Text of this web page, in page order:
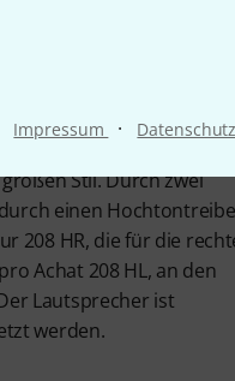
Impressum ·
Stil. Durch zwei
einen
208 HR, die für die
Achat 208 HL, an den
Lautsprecher ist
werden.